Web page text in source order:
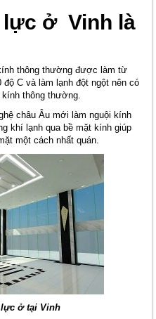
lực ở Vinh là
thông thường được làm từ
C và làm lạnh đột ngột nên có
thông thường.
châu Âu mới làm nguội kính
khí lạnh qua bề mặt kính giúp
một cách nhất quán.
ở tại Vinh